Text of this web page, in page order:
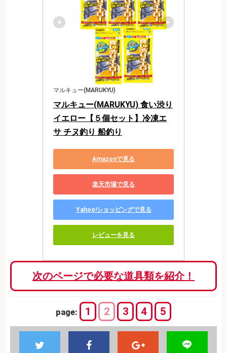
マルキュー(MARUKYU)
マルキュー(MARUKYU) 食い渋り
イエロー【５個セット】冷凍エ
サ チヌ釣り 船釣り
Amazonで見る
楽天市場で見る
Yahoo!ショッピングで見る
レビューを見る
次のページで必要な道具類を紹介！
page: 1 2 3 4 5